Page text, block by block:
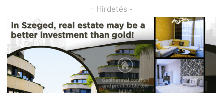
- Hirdetés -